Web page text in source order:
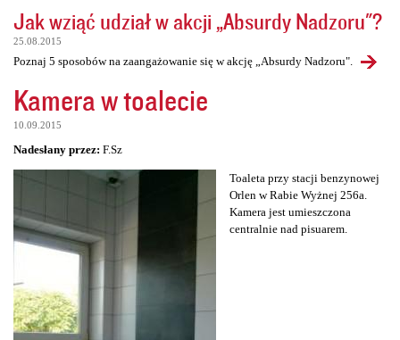
Jak wziąć udział w akcji „Absurdy Nadzoru"?
25.08.2015
Poznaj 5 sposobów na zaangażowanie się w akcję „Absurdy Nadzoru".
Kamera w toalecie
10.09.2015
Nadesłany przez: F.Sz
Toaleta przy stacji benzynowej
Orlen w Rabie Wyżnej 256a.
Kamera jest umieszczona
centralnie nad pisuarem.